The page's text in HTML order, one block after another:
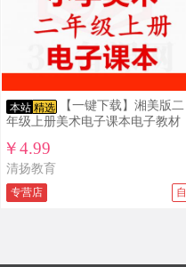
本站 精选
【一键下载】湘美版二
年级上册美术电子课本电子教材
￥4.99
清扬教育
专营店 自